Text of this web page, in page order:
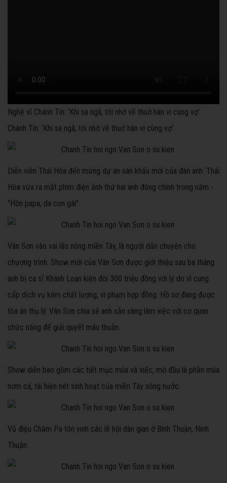
Nghệ sĩ Chánh Tín: 'Khi sa ngã, tôi nhớ về thuở hàn vi cùng vợ'
Chánh Tín: 'Khi sa ngã, tôi nhớ về thuở hàn vi cùng vợ'.
Diễn viên Thái Hòa đến mừng dự án sân khấu mới của đàn anh. Thái
Hòa vừa ra mắt phim điện ảnh thứ hai anh đóng chính trong năm -
"Hồn papa, da con gái".
Vân Sơn vào vai lão nông miền Tây, là người dẫn chuyện cho
chương trình. Show mới của Vân Sơn được giới thiệu sau ba tháng
anh bị ca sĩ Khánh Loan kiện đòi 300 triệu đồng với lý do vì cung
cấp dịch vụ kém chất lượng, vi phạm hợp đồng. Hồ sơ đang được
tòa án thụ lý. Vân Sơn chia sẻ anh sẵn sàng làm việc với cơ quan
chức năng để giải quyết mâu thuẫn.
Show diễn bao gồm các tiết mục múa và xiếc, mở đầu là phần múa
nơm cá, tái hiện nét sinh hoạt của miền Tây sông nước.
Vũ điệu Chăm Pa tôn vinh các lễ hội dân gian ở Bình Thuận, Ninh
Thuận.